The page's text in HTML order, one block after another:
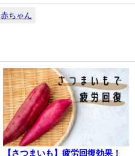
赤ちゃん
【さつまいも】疲労回復効果！